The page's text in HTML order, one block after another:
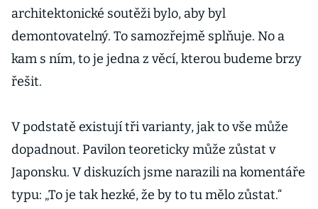
architektonické soutěži bylo, aby byl
demontovatelný. To samozřejmě splňuje. No a
kam s ním, to je jedna z věcí, kterou budeme brzy
řešit.
V podstatě existují tři varianty, jak to vše může
dopadnout. Pavilon teoreticky může zůstat v
Japonsku. V diskuzích jsme narazili na komentáře
typu: „To je tak hezké, že by to tu mělo zůstat.“